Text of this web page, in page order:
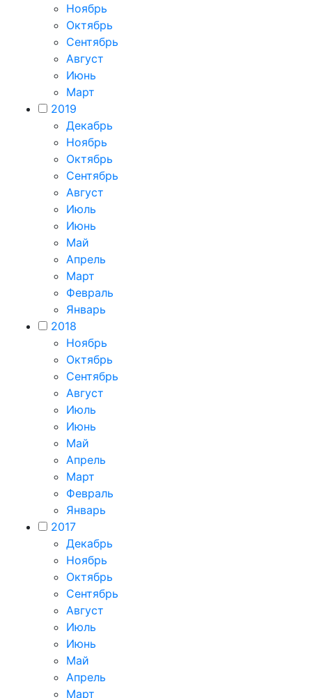
Ноябрь
Октябрь
Сентябрь
Август
Июнь
Март
2019
Декабрь
Ноябрь
Октябрь
Сентябрь
Август
Июль
Июнь
Май
Апрель
Март
Февраль
Январь
2018
Ноябрь
Октябрь
Сентябрь
Август
Июль
Июнь
Май
Апрель
Март
Февраль
Январь
2017
Декабрь
Ноябрь
Октябрь
Сентябрь
Август
Июль
Июнь
Май
Апрель
Март